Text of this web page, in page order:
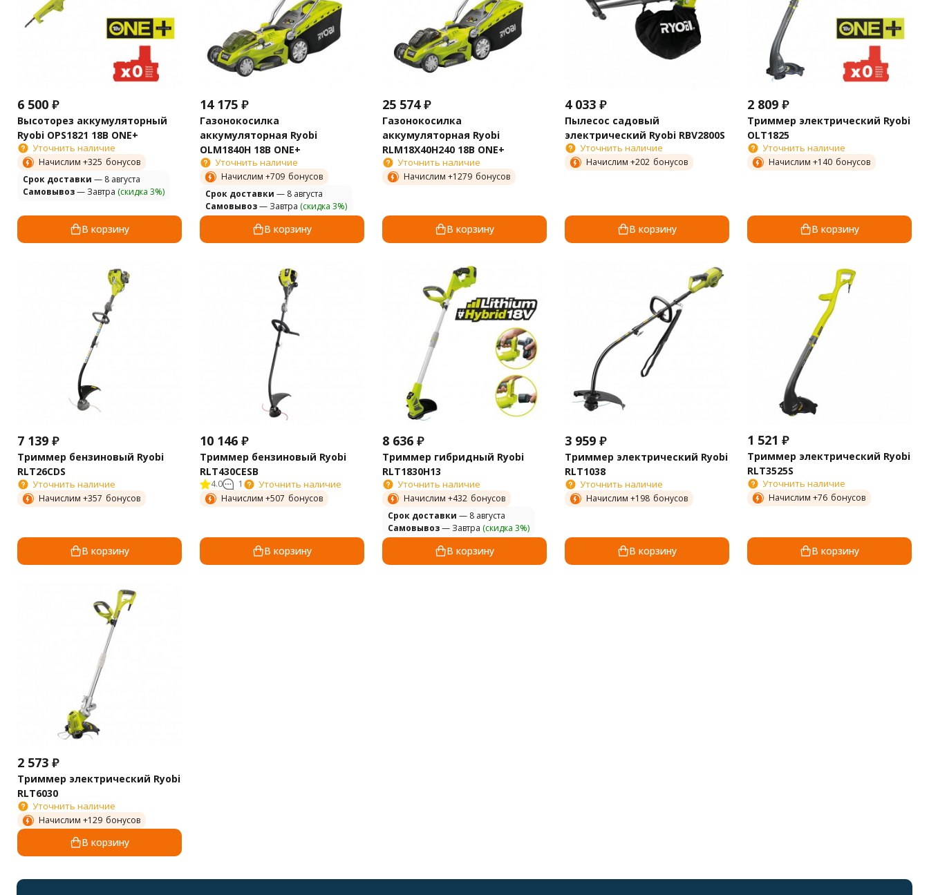
6 500 ₽
Высоторез аккумуляторный
Ryobi OPS1821 18B ONE+
Уточнить наличие
Начислим +325 бонусов
Cрок доставки — 8 августа
Самовывоз— Завтра (скидка 3%)
В корзину
14 175 ₽
Газонокосилка
аккумуляторная Ryobi
OLM1840H 18B ONE+
Уточнить наличие
Начислим +709 бонусов
Cрок доставки — 8 августа
Самовывоз— Завтра (скидка 3%)
В корзину
25 574 ₽
Газонокосилка
аккумуляторная Ryobi
RLM18X40H240 18B ONE+
Уточнить наличие
Начислим +1279 бонусов
В корзину
4 033 ₽
Пылесос садовый
электрический Ryobi RBV2800S
Уточнить наличие
Начислим +202 бонусов
В корзину
2 809 ₽
Триммер электрический Ryobi
OLT1825
Уточнить наличие
Начислим +140 бонусов
В корзину
7 139 ₽
Триммер бензиновый Ryobi
RLT26CDS
Уточнить наличие
Начислим +357 бонусов
В корзину
10 146 ₽
Триммер бензиновый Ryobi
RLT430CESB
4.0 1 Уточнить наличие
Начислим +507 бонусов
В корзину
8 636 ₽
Триммер гибридный Ryobi
RLT1830H13
Уточнить наличие
Начислим +432 бонусов
Cрок доставки — 8 августа
Самовывоз— Завтра (скидка 3%)
В корзину
3 959 ₽
Триммер электрический Ryobi
RLT1038
Уточнить наличие
Начислим +198 бонусов
В корзину
1 521 ₽
Триммер электрический Ryobi
RLT3525S
Уточнить наличие
Начислим +76 бонусов
В корзину
2 573 ₽
Триммер электрический Ryobi
RLT6030
Уточнить наличие
Начислим +129 бонусов
В корзину